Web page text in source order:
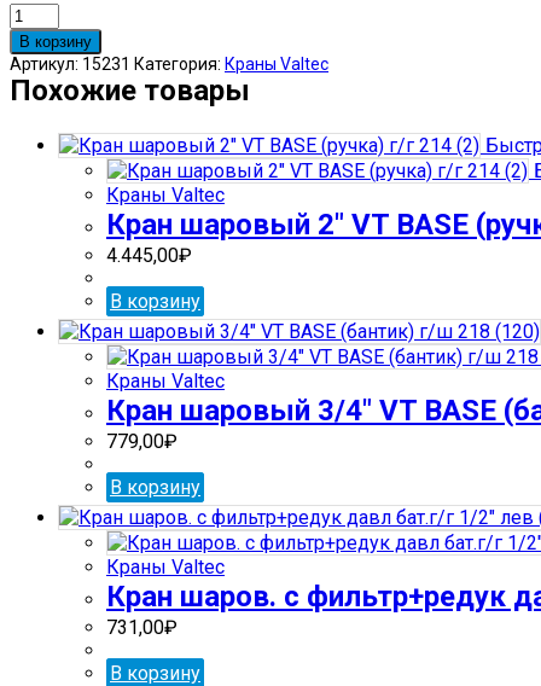
Количество
товара
Кран
шаровый
1/2"
BASE
В корзину
Артикул: 15231 Категория: Краны Valtec
Похожие товары
Краны Valtec
Кран шаровый 2″ VT BASE
4.445,00₽
В корзину
Краны Valtec
Кран шаровый 3/4″ VT BASE
779,00₽
В корзину
Краны Valtec
Кран шаров. с фильтр+редук
731,00₽
В корзину